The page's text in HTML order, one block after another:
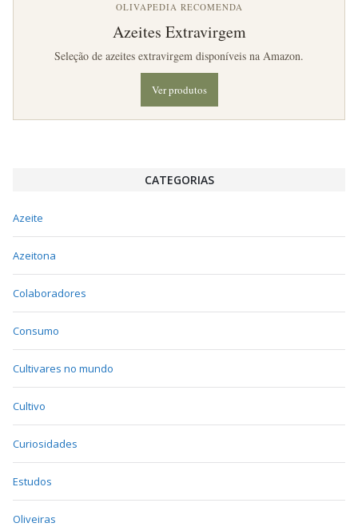
OLIVAPEDIA RECOMENDA
Azeites Extravirgem
Seleção de azeites extravirgem disponíveis na Amazon.
Ver produtos
CATEGORIAS
Azeite
Azeitona
Colaboradores
Consumo
Cultivares no mundo
Cultivo
Curiosidades
Estudos
Oliveiras